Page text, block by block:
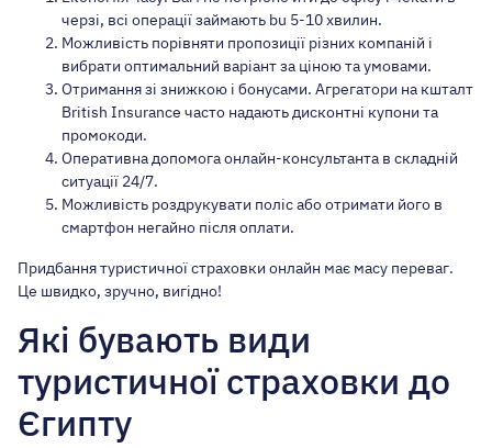
черзі, всі операції займають bu 5-10 хвилин.
Можливість порівняти пропозиції різних компаній і
вибрати оптимальний варіант за ціною та умовами.
Отримання зі знижкою і бонусами. Агрегатори на кшталт
British Insurance часто надають дисконтні купони та
промокоди.
Оперативна допомога онлайн-консультанта в складній
ситуації 24/7.
Можливість роздрукувати поліс або отримати його в
смартфон негайно після оплати.
Придбання туристичної страховки онлайн має масу переваг.
Це швидко, зручно, вигідно!
Які бувають види
туристичної страховки до
Єгипту